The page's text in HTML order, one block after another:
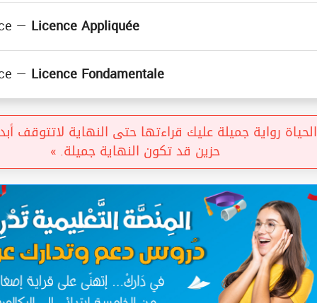
— Licence Appliquée
Appliquée )
— Licence Fondamentale
Fondamentale )
Fondamentale )
رواية جميلة عليك قراءتها حتى النهاية لاتتوقف
حزين قد تكون النهاية جميلة. »